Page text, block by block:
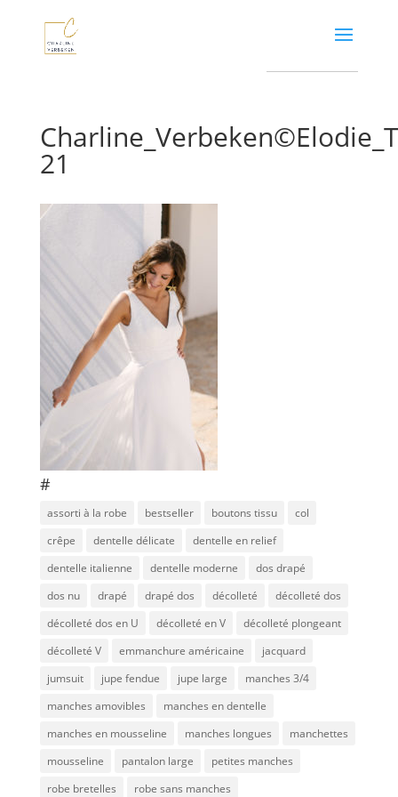
21
#
assorti à la robe bestseller boutons tissu
col
crêpe
dentelle délicate
dentelle en relief
dentelle italienne
dentelle moderne
dos drapé
dos nu
drapé drapé dos décolleté
décolleté dos
décolleté dos en U
décolleté en V
décolleté plongeant
décolleté V
emmanchure américaine
jacquard
jumsuit
jupe fendue jupe large
manches 3/4
manches amovibles
manches en dentelle
manches en mousseline
manches longues
manchettes
mousseline
pantalon large
petites manches
robe bretelles
robe sans manches